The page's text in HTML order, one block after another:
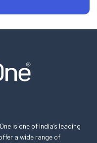
is one of India’s leading
a wide range of